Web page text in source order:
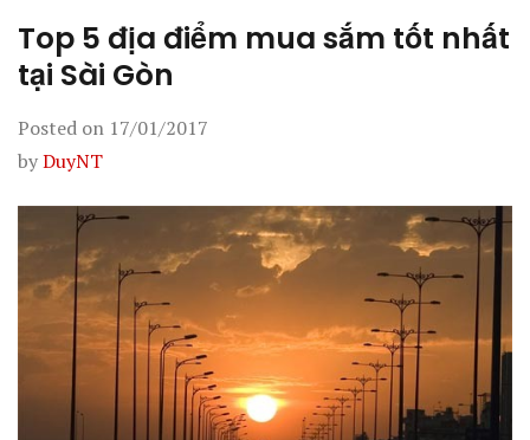
Top 5 địa điểm mua sắm tốt nhất
tại Sài Gòn
Posted on 17/01/2017
byDuyNT